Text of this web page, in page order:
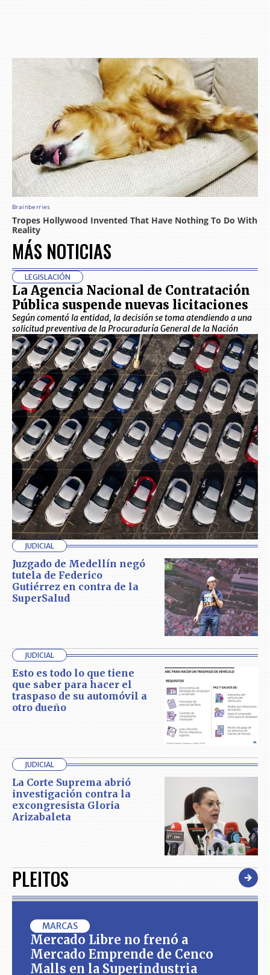
MÁS NOTICIAS
LEGISLACIÓN
La Agencia Nacional de Contratación
Pública suspende nuevas licitaciones
Según comentó la entidad, la decisión se toma atendiendo a una
solicitud preventiva de la Procuraduría General de la Nación
JUDICIAL
Juzgado de Medellín negó
tutela de Federico
Gutiérrez en contra de la
SuperSalud
JUDICIAL
Esto es todo lo que tiene
que saber para hacer el
traspaso de su automóvil a
otro dueño
JUDICIAL
La Corte Suprema abrió
investigación contra la
excongresista Gloria
Arizabaleta
PLEITOS
MARCAS
Mercado Libre no frenó a
Mercado Emprende de Cenco
Malls en la Superindustria